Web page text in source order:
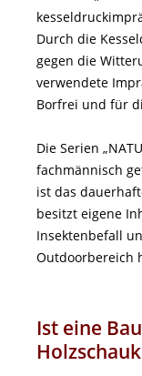
Durch die
gegen die
verwendete
Borfrei und für
Die Serien
fachmännisch
ist das
besitzt eigene
Insektenbefall
Outdoorbereich
Ist eine